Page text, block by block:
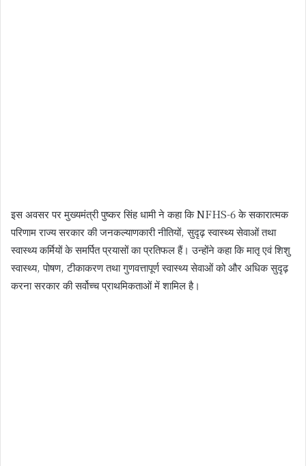
इस अवसर पर मुख्यमंत्री पुष्कर सिंह धामी ने कहा कि NFHS-6 के सकारात्मक
परिणाम राज्य सरकार की जनकल्याणकारी नीतियों, सुदृढ़ स्वास्थ्य सेवाओं तथा
स्वास्थ्य कर्मियों के समर्पित प्रयासों का प्रतिफल हैं। उन्होंने कहा कि मातृ एवं शिशु
स्वास्थ्य, पोषण, टीकाकरण तथा गुणवत्तापूर्ण स्वास्थ्य सेवाओं को और अधिक सुदृढ़
करना सरकार की सर्वोच्च प्राथमिकताओं में शामिल है।